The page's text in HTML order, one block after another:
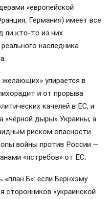
«европейской
Германия) имеет все
ли кто-то из них
наследника
желающих» упирается в
и от прорыва
качелей в ЕС, и
«чёрной дыры» Украины, а
риском опасности
войны против России —
«ястребов» от ЕС.
«план Б»: если Бернхэму
сторонников «украинской